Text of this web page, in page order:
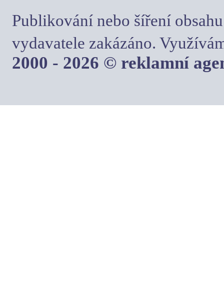
Publikování nebo šíření
vydavatele zakázáno.
2000 - 2026 © reklamní